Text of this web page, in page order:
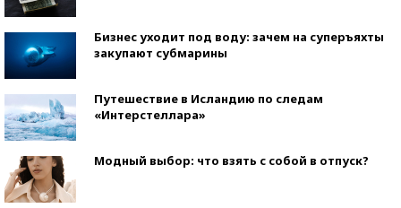
Бизнес уходит под воду: зачем на суперъяхты
закупают субмарины
Путешествие в Исландию по следам
«Интерстеллара»
Модный выбор: что взять с собой в отпуск?